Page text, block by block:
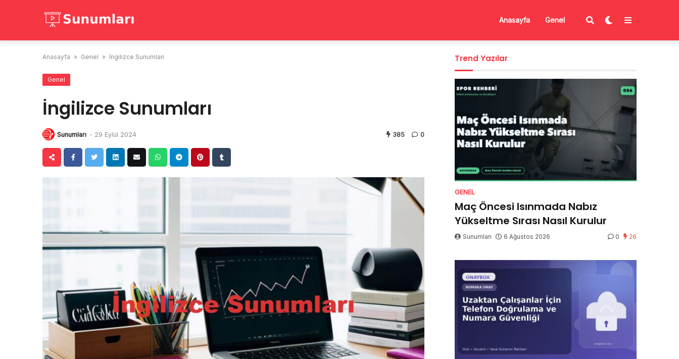
Anasayfa Genel
Anasayfa » Genel » İngilizce Sunumları
Genel
İngilizce Sunumları
Sunumları - 29 Eylül 2024 385 0
Trend Yazılar
GENEL
Maç Öncesi Isınmada Nabız
Yükseltme Sırası Nasıl Kurulur
Sunumları 6 Ağustos 2026 0 26